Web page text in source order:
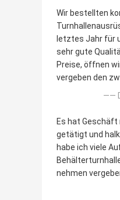
Wir bestellten
letztes Jahr für
sehr gute
Preise, öffnen
vergeben den
——
Es hat Geschäft
getätigt und
habe ich viele
nehmen